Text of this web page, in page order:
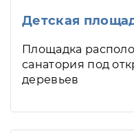
Детская
Площадка
санатория под
деревьев